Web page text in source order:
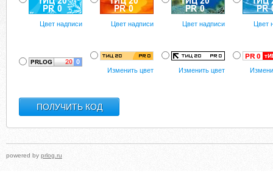
Цвет надписи Цвет надписи Цвет надписи Цвет
Изменить цвет Изменить цвет
powered by prlog.ru